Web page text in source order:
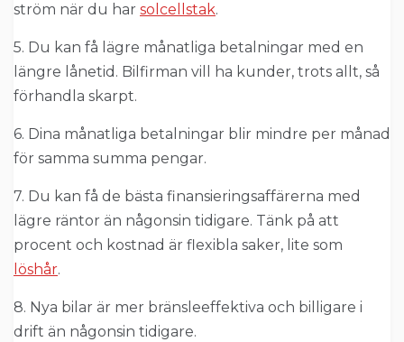
ström när du har solcellstak.
5. Du kan få lägre månatliga betalningar med en
längre lånetid. Bilfirman vill ha kunder, trots allt, så
förhandla skarpt.
6. Dina månatliga betalningar blir mindre per månad
för samma summa pengar.
7. Du kan få de bästa finansieringsaffärerna med
lägre räntor än någonsin tidigare. Tänk på att
procent och kostnad är flexibla saker, lite som
löshår.
8. Nya bilar är mer bränsleeffektiva och billigare i
drift än någonsin tidigare.